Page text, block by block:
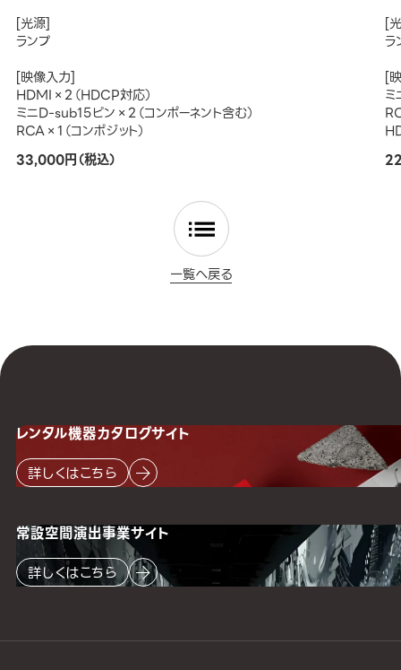
[光源]
ランプ
[映像入力]
HDMI×2（HDCP対応）
ミニD-sub15ピン×2（コンポーネント含む）
RCA×1（コンポジット）
33,000円（税込）
[
ラ
[
一覧へ戻る
レンタル機器カタログサイト
詳しくはこちら
常設空間演出事業サイト
詳しくはこちら